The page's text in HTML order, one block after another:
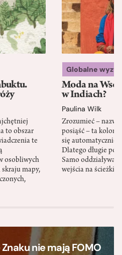
to obszar
te
osobliwych
skraju mapy,
Globalne
Moda na
w Indiach?
Paulina Wilk
Zrozumieć –
posiąść – ta
się automatycznie,
Dlatego długie
Samo
wejścia na ścieżki
nie mają FOMO